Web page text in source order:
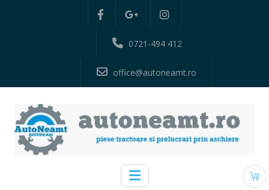
0721-494 412
office@autoneamt.ro